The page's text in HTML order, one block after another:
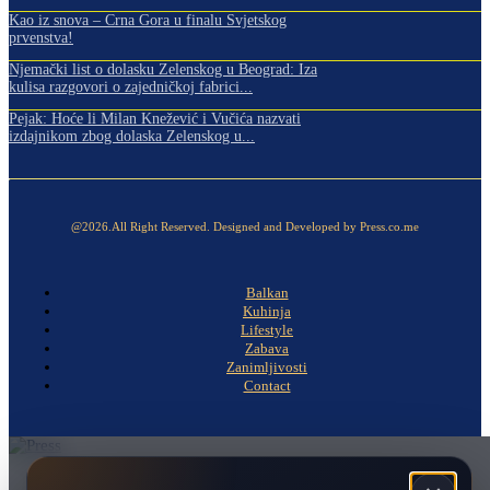
Kao iz snova – Crna Gora u finalu Svjetskog
prvenstva!
Njemački list o dolasku Zelenskog u Beograd: Iza
kulisa razgovori o zajedničkoj fabrici...
Pejak: Hoće li Milan Knežević i Vučića nazvati
izdajnikom zbog dolaska Zelenskog u...
@2026.All Right Reserved. Designed and Developed by Press.co.me
Balkan
Kuhinja
Lifestyle
Zabava
Zanimljivosti
Contact